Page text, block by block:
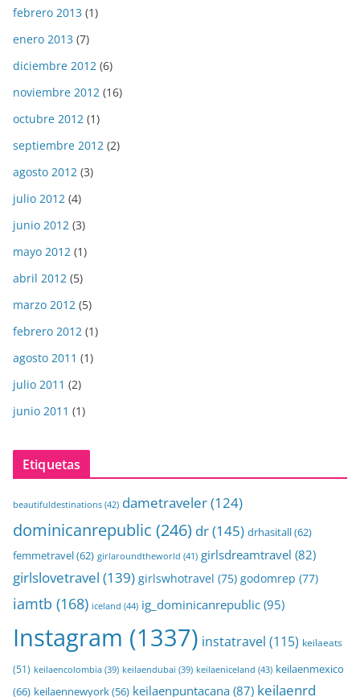
febrero 2013 (1)
enero 2013 (7)
diciembre 2012 (6)
noviembre 2012 (16)
octubre 2012 (1)
septiembre 2012 (2)
agosto 2012 (3)
julio 2012 (4)
junio 2012 (3)
mayo 2012 (1)
abril 2012 (5)
marzo 2012 (5)
febrero 2012 (1)
agosto 2011 (1)
julio 2011 (2)
junio 2011 (1)
Etiquetas
beautifuldestinations (42) dametraveler(124)
dominicanrepublic (246) dr(145) drhasitall(62)
femmetravel(62) girlaroundtheworld (41) girlsdreamtravel (82)
girlslovetravel (139) girlswhotravel (75) godomrep (77)
iamtb (168) iceland (44) ig_dominicanrepublic (95)
Instagram (1337) instatravel (115) keilaeats
(51) keilaencolombia (39) keilaendubai (39) keilaeniceland (43) keilaenmexico
(66) keilaennewyork(56) keilaenpuntacana (87) keilaenrd